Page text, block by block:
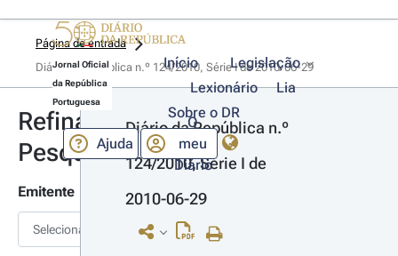
Jornal Oficial
da República
Portuguesa
Início
Legislação
Lexionário
Lia
Sobre o DR
Ajuda
O
meu
Diário
Página de entrada
Diário da República n.º 124/2010, Série I de 2010-06-29
Refinar
Pesquisa
Emitente
Selecionar
Diário da República n.º
124/2010, Série I de
2010-06-29